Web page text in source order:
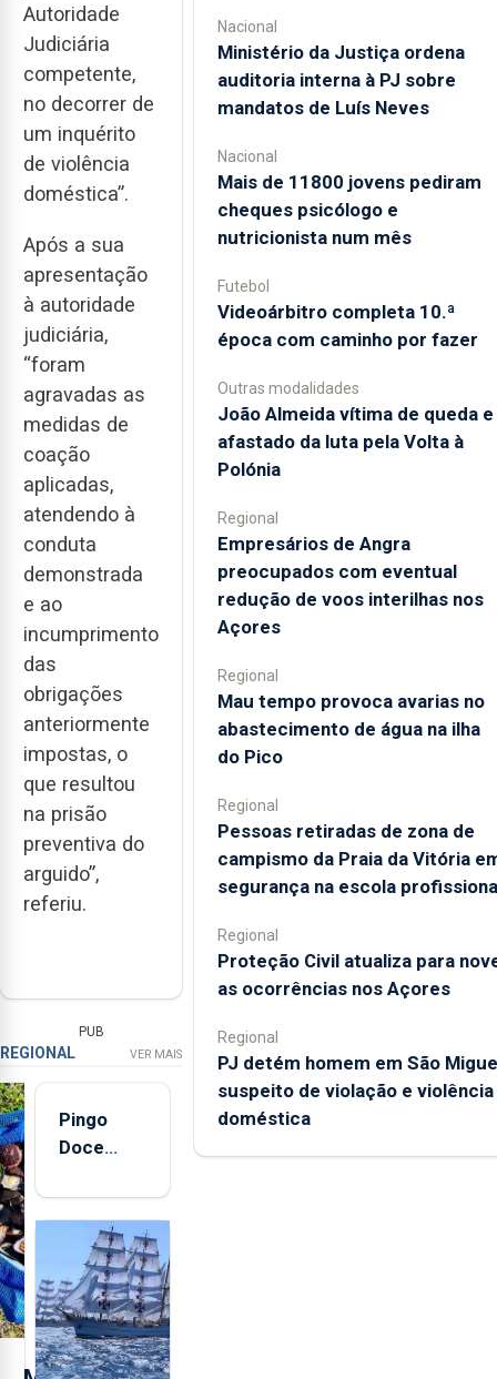
Autoridade
Judiciária
competente,
no decorrer de
um inquérito
de violência
doméstica”.
Após a sua
apresentação
à autoridade
judiciária,
“foram
agravadas as
medidas de
coação
aplicadas,
atendendo à
conduta
demonstrada
e ao
incumprimento
das
obrigações
anteriormente
impostas, o
que resultou
na prisão
preventiva do
arguido”,
referiu.
PUB
REGIONAL VER MAIS
Pingo
Doce
quinta-
feira nova
loja em
São
Sebastião
e cria 30
postos de
Nacional
Ministério da Justiça ordena
auditoria interna à PJ sobre
mandatos de Luís Neves
Nacional
Mais de 11800 jovens pediram
cheques psicólogo e
nutricionista num mês
Futebol
Videoárbitro completa 10.ª
época com caminho por fazer
Outras modalidades
João Almeida vítima de queda e
afastado da luta pela Volta à
Polónia
Regional
Empresários de Angra
preocupados com eventual
redução de voos interilhas nos
Açores
Regional
Mau tempo provoca avarias no
abastecimento de água na ilha
do Pico
Regional
Pessoas retiradas de zona de
campismo da Praia da Vitória
segurança na escola
Regional
Proteção Civil atualiza para
as ocorrências nos Açores
Regional
PJ detém homem em São
suspeito de violação e violência
doméstica